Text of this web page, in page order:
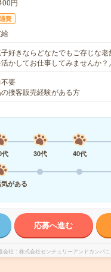
円
費
好きならどなたでもご存じな
かしてお仕事してみませんか
要
接客販売経験がある方
代
30代 40代
がある
応募へ進む
会社 株式会社センチュリーアンドカンパニ